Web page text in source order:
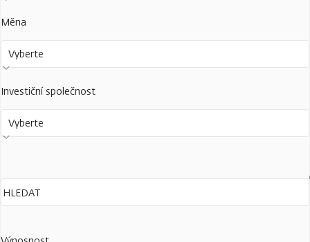
Měna
Vyberte
Investiční společnost
Vyberte